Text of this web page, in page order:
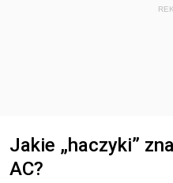
Jakie „haczyki”
AC?